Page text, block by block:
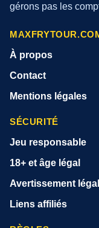
gérons pas les
À propos
Contact
Mentions légales
SÉCURITÉ
Jeu responsable
18+ et âge légal
Avertissement légal
Liens affiliés